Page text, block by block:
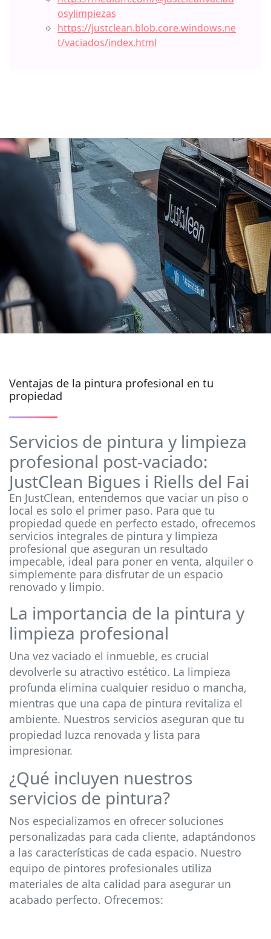
osylimpiezas
https://justclean.blob.core.windows.ne
t/vaciados/index.html
Ventajas de la pintura profesional en tu
propiedad
Servicios de pintura y limpieza
profesional post-vaciado:
JustClean Bigues i Riells del Fai
En JustClean, entendemos que vaciar un piso o
local es solo el primer paso. Para que tu
propiedad quede en perfecto estado, ofrecemos
servicios integrales de pintura y limpieza
profesional que aseguran un resultado
impecable, ideal para poner en venta, alquiler o
simplemente para disfrutar de un espacio
renovado y limpio.
La importancia de la pintura y
limpieza profesional
Una vez vaciado el inmueble, es crucial
devolverle su atractivo estético. La limpieza
profunda elimina cualquier residuo o mancha,
mientras que una capa de pintura revitaliza el
ambiente. Nuestros servicios aseguran que tu
propiedad luzca renovada y lista para
impresionar.
¿Qué incluyen nuestros
servicios de pintura?
Nos especializamos en ofrecer soluciones
personalizadas para cada cliente, adaptándonos
a las características de cada espacio. Nuestro
equipo de pintores profesionales utiliza
materiales de alta calidad para asegurar un
acabado perfecto. Ofrecemos: